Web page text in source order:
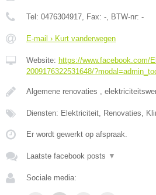
Tel: 0476304917 , Fax: - , BTW-nr: -
E-mail › Kurt vanderwegen
Website: https://www.facebook.com/
2009176322531648/
Algemene renovaties ,
Diensten: Elektriciteit, Renovaties,
Er wordt gewerkt op afspraak.
Laatste facebook posts ▼
Sociale media: